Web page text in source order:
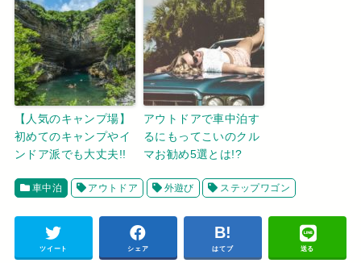
【人気のキャンプ場】
初めてのキャンプやイ
ンドア派でも大丈夫!!
アウトドアで車中泊す
るにもってこいのクル
マお勧め5選とは!?
車中泊 アウトドア 外遊び ステップワゴン
ツイート シェア はてブ 送る